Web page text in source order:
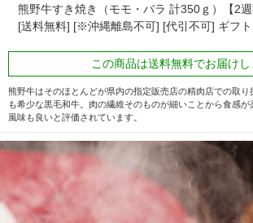
熊野牛すき焼き（モモ・バラ 計350ｇ）【2週
[送料無料] [※沖縄離島不可] [代引不可] ギフト
この商品は送料無料でお届けし
熊野牛はそのほとんどが県内の指定販売店の精肉店での取り
も希少な黒毛和牛。肉の繊維そのものが細いことから食感
風味も良いと評価されています。